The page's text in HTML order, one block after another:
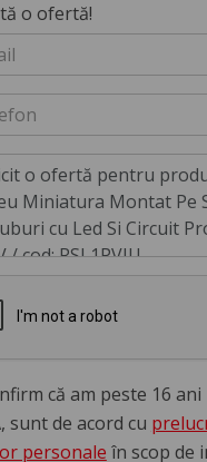
o ofertă!
că am peste 16 ani
sunt de acord cu
personale în scop de